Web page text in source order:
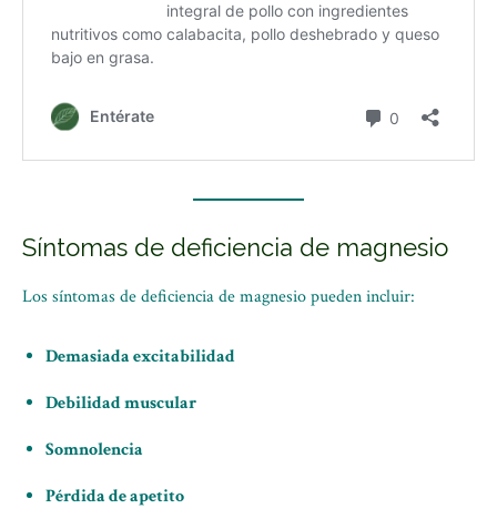
Síntomas de deficiencia de magnesio
Los síntomas de deficiencia de magnesio pueden incluir:
Demasiada excitabilidad
Debilidad muscular
Somnolencia
Pérdida de apetito